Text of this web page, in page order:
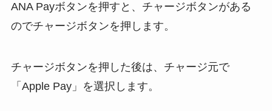
ANA Payボタンを押すと、チャージボタンがある
のでチャージボタンを押します。
チャージボタンを押した後は、チャージ元で
「Apple Pay」を選択します。